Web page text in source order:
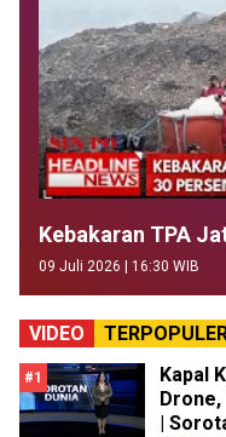
Kebakaran TPA
09 Juli 2026 | 16:30 WIB
VIDEO
#1
Kapal
|